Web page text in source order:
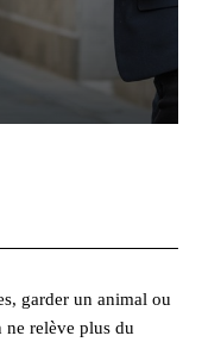
garder un animal ou
relève plus du